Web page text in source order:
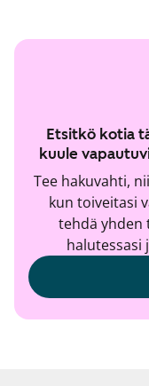
Etsitkö kotia
kuule
Tee hakuvahti,
kun toiveitasi
tehdä yhden
halutessasi